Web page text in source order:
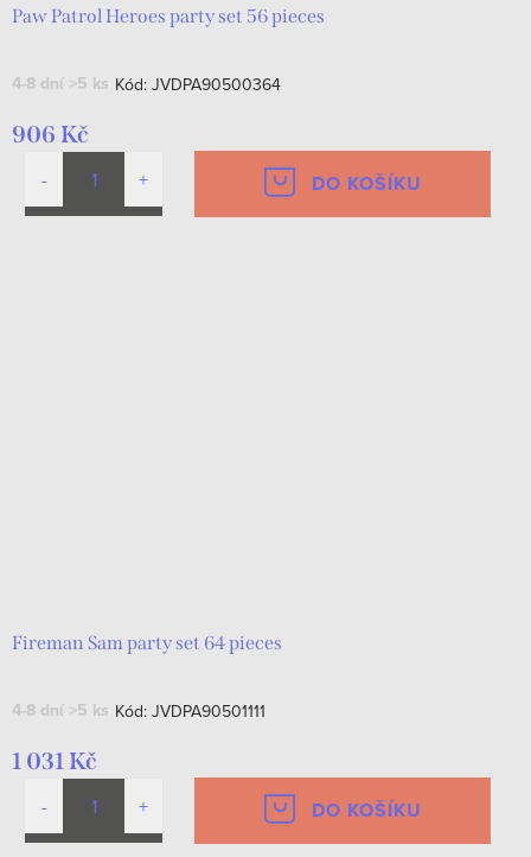
Paw Patrol Heroes party set 56 pieces
4-8 dní >5 ks Kód: JVDPA90500364
906 Kč
DO KOŠÍKU
Fireman Sam party set 64 pieces
4-8 dní >5 ks Kód: JVDPA90501111
1 031 Kč
DO KOŠÍKU